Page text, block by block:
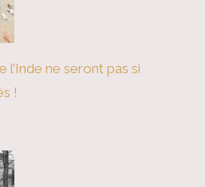
l’Inde ne seront pas si
!